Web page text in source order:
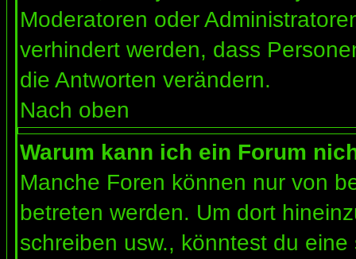
Moderatoren oder
verhindert werden, dass
die Antworten verändern.
Nach oben
Warum kann ich ein Forum
Manche Foren können nur von
betreten werden. Um dort
schreiben usw., könntest du